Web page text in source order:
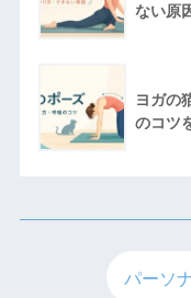
ない原
ヨガの
のコツ
パーソ